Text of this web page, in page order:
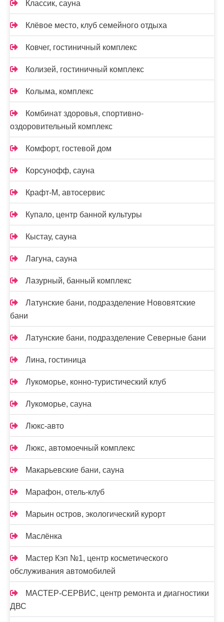
Классик, сауна
Клёвое место, клуб семейного отдыха
Ковчег, гостиничный комплекс
Колизей, гостиничный комплекс
Колыма, комплекс
Комбинат здоровья, спортивно-
оздоровительный комплекс
Комфорт, гостевой дом
Корсунофф, сауна
Крафт-М, автосервис
Купало, центр банной культуры
Кыстау, сауна
Лагуна, сауна
Лазурный, банный комплекс
Латунские бани, подразделение Нововятские
бани
Латунские бани, подразделение Северные бани
Лина, гостиница
Лукоморье, конно-туристический клуб
Лукоморье, сауна
Люкс-авто
Люкс, автомоечный комплекс
Макарьевские бани, сауна
Марафон, отель-клуб
Марьин остров, экологический курорт
Маслёнка
Мастер Кэп №1, центр косметического
обслуживания автомобилей
МАСТЕР-СЕРВИС, центр ремонта и диагностики
ДВС